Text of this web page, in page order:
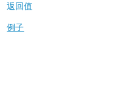
返回值
例子